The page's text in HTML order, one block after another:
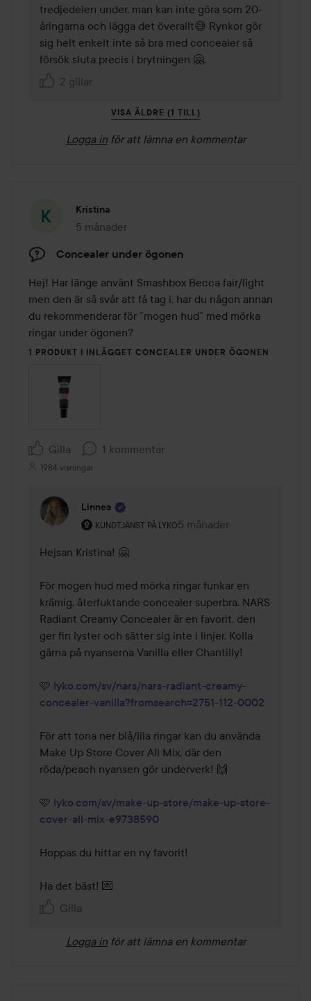
tredjedelen under, man kan inte göra som 20-
åringarna och lägga det överallt😅 Rynkor gör
sig helt enkelt inte så bra med concealer så
försök sluta precis i brytningen 🤗.
2 gillar
VISA ÄLDRE (1 TILL)
Logga in för att lämna en kommentar
Kristina
5 månader
Inlägget skapades 5 månader
Concealer under ögonen
Hej! Har länge använt Smashbox Becca fair/light
men den är så svår att få tag i, har du någon annan
du rekommenderar för ”mogen hud” med mörka
ringar under ögonen?
1 PRODUKT I INLÄGGET CONCEALER UNDER ÖGONEN
Gilla 1 kommentar
1984 visningar
Linnea
KUNDTJÄNST PÅ LYKO
Användarens roll: Kundtjänst på Lyko.
5 månader
Kommentaren lades 5
Hejsan Kristina! 🤗
För mogen hud med mörka ringar funkar en
krämig, återfuktande concealer superbra. NARS
Radiant Creamy Concealer är en favorit, den
ger fin lyster och sätter sig inte i linjer. Kolla
gärna på nyanserna Vanilla eller Chantilly!
🩷 lyko.com/sv/nars/nars-radiant-creamy-
concealer-vanilla?fromsearch=2751-112-0002
För att tona ner blå/lila ringar kan du använda
Make Up Store Cover All Mix, där den
röda/peach nyansen gör underverk! 🙌
🩷 lyko.com/sv/make-up-store/make-up-store-
cover-all-mix-e9738590
Hoppas du hittar en ny favorit!
Ha det bäst! 💌
Gilla
Logga in för att lämna en kommentar